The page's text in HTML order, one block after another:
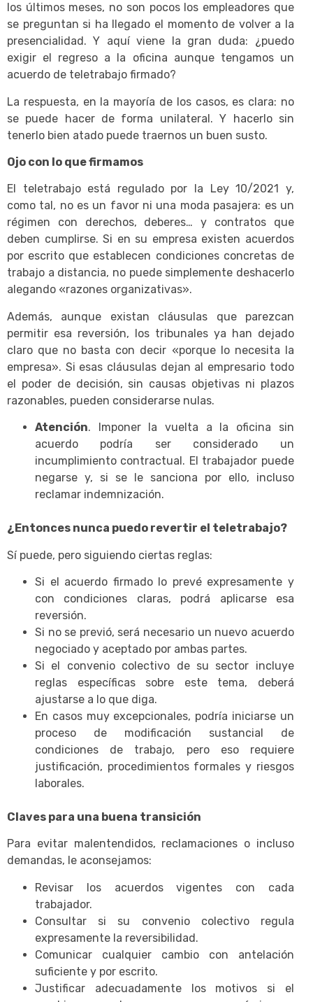
los últimos meses, no son pocos los empleadores que
se preguntan si ha llegado el momento de volver a la
presencialidad. Y aquí viene la gran duda: ¿puedo
exigir el regreso a la oficina aunque tengamos un
acuerdo de teletrabajo firmado?
La respuesta, en la mayoría de los casos, es clara: no
se puede hacer de forma unilateral. Y hacerlo sin
tenerlo bien atado puede traernos un buen susto.
Ojo con lo que firmamos
El teletrabajo está regulado por la Ley 10/2021 y,
como tal, no es un favor ni una moda pasajera: es un
régimen con derechos, deberes… y contratos que
deben cumplirse. Si en su empresa existen acuerdos
por escrito que establecen condiciones concretas de
trabajo a distancia, no puede simplemente deshacerlo
alegando «razones organizativas».
Además, aunque existan cláusulas que parezcan
permitir esa reversión, los tribunales ya han dejado
claro que no basta con decir «porque lo necesita la
empresa». Si esas cláusulas dejan al empresario todo
el poder de decisión, sin causas objetivas ni plazos
razonables, pueden considerarse nulas.
Atención. Imponer la vuelta a la oficina sin
acuerdo podría ser considerado un
incumplimiento contractual. El trabajador puede
negarse y, si se le sanciona por ello, incluso
reclamar indemnización.
¿Entonces nunca puedo revertir el teletrabajo?
Sí puede, pero siguiendo ciertas reglas:
Si el acuerdo firmado lo prevé expresamente y
con condiciones claras, podrá aplicarse esa
reversión.
Si no se previó, será necesario un nuevo acuerdo
negociado y aceptado por ambas partes.
Si el convenio colectivo de su sector incluye
reglas específicas sobre este tema, deberá
ajustarse a lo que diga.
En casos muy excepcionales, podría iniciarse un
proceso de modificación sustancial de
condiciones de trabajo, pero eso requiere
justificación, procedimientos formales y riesgos
laborales.
Claves para una buena transición
Para evitar malentendidos, reclamaciones o incluso
demandas, le aconsejamos:
Revisar los acuerdos vigentes con cada
trabajador.
Consultar si su convenio colectivo regula
expresamente la reversibilidad.
Comunicar cualquier cambio con antelación
suficiente y por escrito.
Justificar adecuadamente los motivos si el